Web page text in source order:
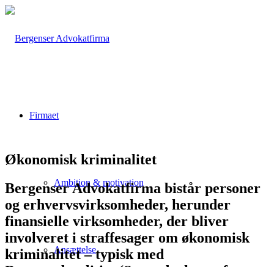
Firmaet
Ambition & motivation
Ansættelse
Økonomisk kriminalitet
Bergenser Advokatfirma bistår personer
og erhvervsvirksomheder, herunder
finansielle virksomheder, der bliver
involveret i straffesager om økonomisk
kriminalitet – typisk med